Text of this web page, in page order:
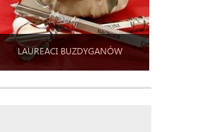
LAUREACI BUZDYGANÓW